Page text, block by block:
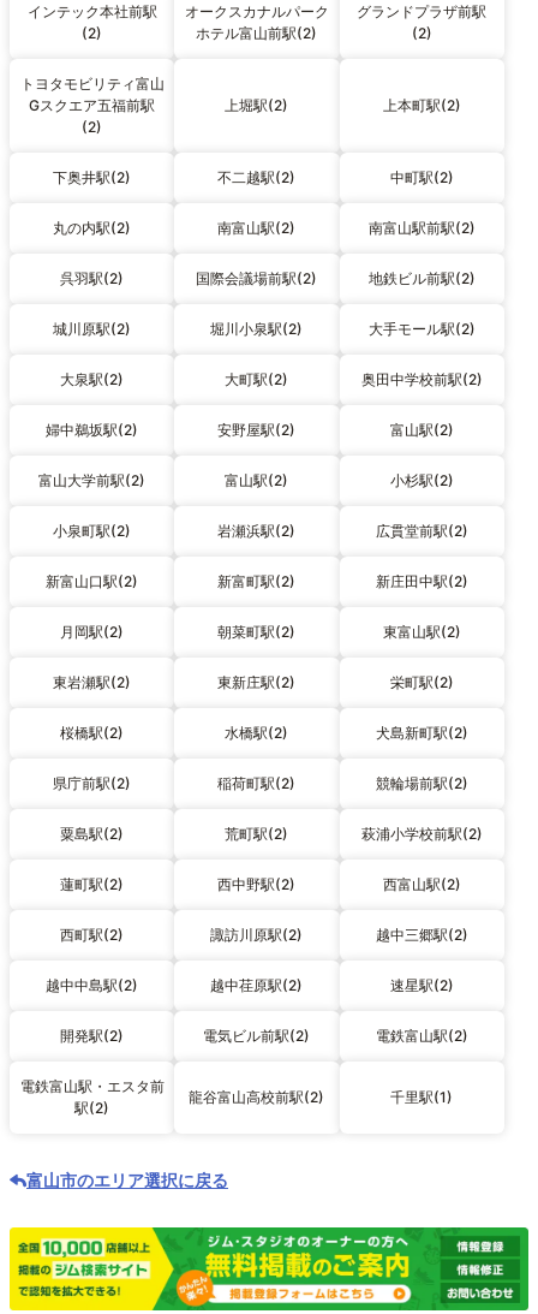
インテック本社前駅
(2)
オークスカナルパーク
ホテル富山前駅(2)
グランドプラザ前駅
(2)
トヨタモビリティ富山
Gスクエア五福前駅
(2)
上堀駅(2) 上本町駅(2)
下奥井駅(2) 不二越駅(2) 中町駅(2)
丸の内駅(2) 南富山駅(2) 南富山駅前駅(2)
呉羽駅(2) 国際会議場前駅(2) 地鉄ビル前駅(2)
城川原駅(2) 堀川小泉駅(2) 大手モール駅(2)
大泉駅(2) 大町駅(2) 奥田中学校前駅(2)
婦中鵜坂駅(2) 安野屋駅(2) 富山駅(2)
富山大学前駅(2) 富山駅(2) 小杉駅(2)
小泉町駅(2) 岩瀬浜駅(2) 広貫堂前駅(2)
新富山口駅(2) 新富町駅(2) 新庄田中駅(2)
月岡駅(2) 朝菜町駅(2) 東富山駅(2)
東岩瀬駅(2) 東新庄駅(2) 栄町駅(2)
桜橋駅(2) 水橋駅(2) 犬島新町駅(2)
県庁前駅(2) 稲荷町駅(2) 競輪場前駅(2)
粟島駅(2) 荒町駅(2) 萩浦小学校前駅(2)
蓮町駅(2) 西中野駅(2) 西富山駅(2)
西町駅(2) 諏訪川原駅(2) 越中三郷駅(2)
越中中島駅(2) 越中荏原駅(2) 速星駅(2)
開発駅(2) 電気ビル前駅(2) 電鉄富山駅(2)
電鉄富山駅・エスタ前
駅(2)
龍谷富山高校前駅(2) 千里駅(1)
富山市のエリア選択に戻る